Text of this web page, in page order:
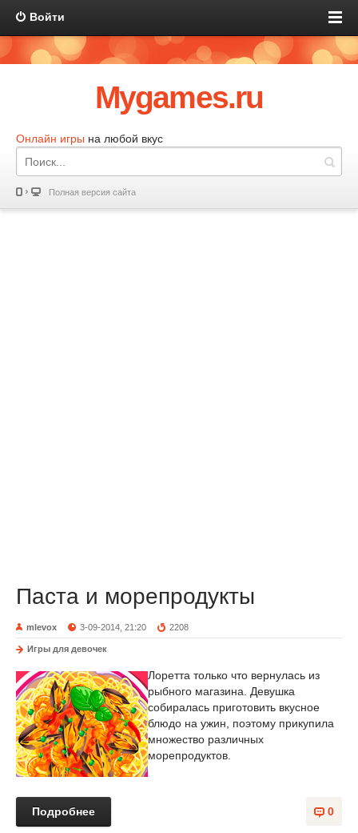
Войти
Mygames.ru
Онлайн игры на любой вкус
Полная версия сайта
Паста и морепродукты
mlevox 3-09-2014, 21:20 2208
Игры для девочек
Лоретта только что вернулась из
рыбного магазина. Девушка
собиралась приготовить вкусное
блюдо на ужин, поэтому прикупила
множество различных
морепродуктов.
0
Подробнее